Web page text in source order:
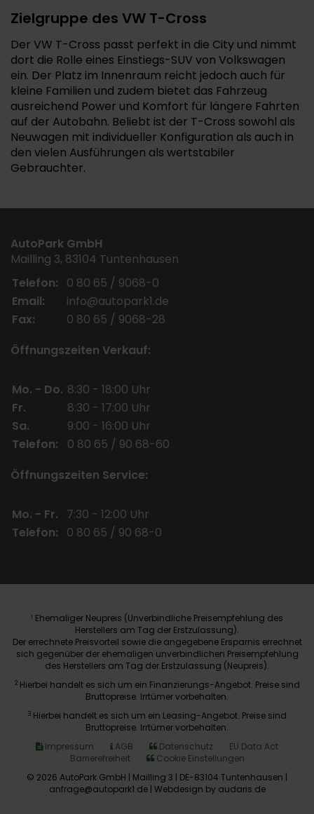
Zielgruppe des VW T-Cross
Der VW T-Cross passt perfekt in die City und nimmt
dort die Rolle eines Einstiegs-SUV von Volkswagen
ein. Der Platz im Innenraum reicht jedoch auch für
kleine Familien und zudem bietet das Fahrzeug
ausreichend Power und Komfort für längere Fahrten
auf der Autobahn. Beliebt ist der T-Cross sowohl als
Neuwagen mit individueller Konfiguration als auch in
den vielen Ausführungen als wertstabiler
Gebrauchter.
AutoPark GmbH
Mailling 3, 83104 Tuntenhausen
Telefon:
0 80 65 / 9068-0
Email:
info@autopark1.de
Fax:
0 80 65 / 9068-28
Öffnungszeiten Verkauf:
Mo. - Do. 8:30 - 18:00 Uhr
Fr.
8:30 - 17:00 Uhr
Sa.
9:00 - 16:00 Uhr
Telefon:
0 80 65 / 90 68-60
Öffnungszeiten Service:
Mo. - Fr.
7:30 - 12:00 Uhr
Telefon:
0 80 65 / 90 68-0
1 Ehemaliger Neupreis (Unverbindliche Preisempfehlung des
Herstellers am Tag der Erstzulassung).
Der errechnete Preisvorteil sowie die angegebene Ersparnis errechnet
sich gegenüber der ehemaligen unverbindlichen Preisempfehlung
des Herstellers am Tag der Erstzulassung (Neupreis).
2 Hierbei handelt es sich um ein Finanzierungs-Angebot. Preise sind
Bruttopreise. Irrtümer vorbehalten.
3 Hierbei handelt es sich um ein Leasing-Angebot. Preise sind
Bruttopreise. Irrtümer vorbehalten.
Impressum
AGB Datenschutz
EU Data Act
Barrierefreiheit
Cookie Einstellungen
© 2026 AutoPark GmbH | Mailling 3 | DE-83104 Tuntenhausen |
anfrage@autopark1.de | Webdesign by audaris.de